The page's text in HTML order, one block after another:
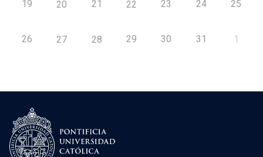
19 20 21 22 23 24 25
26 27 28 29 30 31 1